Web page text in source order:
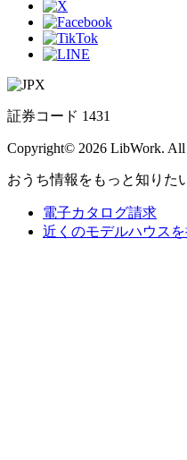
証券コード 1431
Copyright© 2026 LibWork. All
おうち情報をもっと知りた
電子カタログ請求
近くのモデルハウス